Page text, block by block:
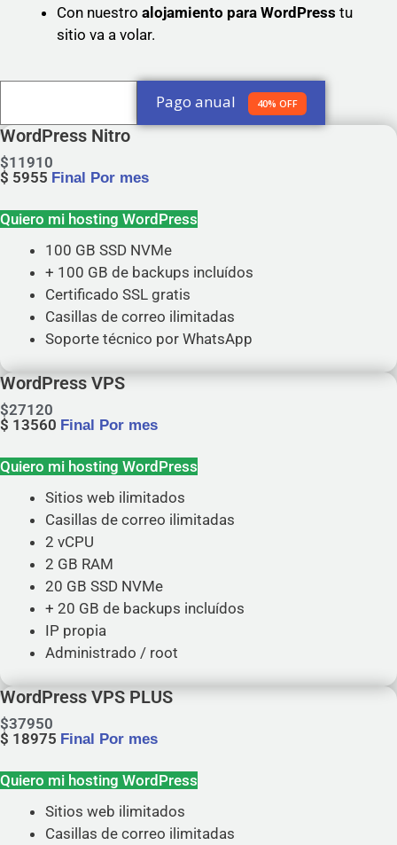
Con nuestroalojamiento para WordPress tu
sitio va a volar.
Pago anual 40% OFF
WordPress Nitro
$11910
$ 5955 Final Por mes
100 GB SSD NVMe
+ 100 GB de backups incluídos
Certificado SSL gratis
Casillas de correo ilimitadas
Soporte técnico por WhatsApp
Quiero mi hosting WordPress
WordPress VPS
$27120
$ 13560 Final Por mes
Sitios web ilimitados
Casillas de correo ilimitadas
2 vCPU
2 GB RAM
20 GB SSD NVMe
+ 20 GB de backups incluídos
IP propia
Administrado / root
Quiero mi hosting WordPress
WordPress VPS PLUS
$37950
$ 18975 Final Por mes
Sitios web ilimitados
Casillas de correo ilimitadas
Quiero mi hosting WordPress